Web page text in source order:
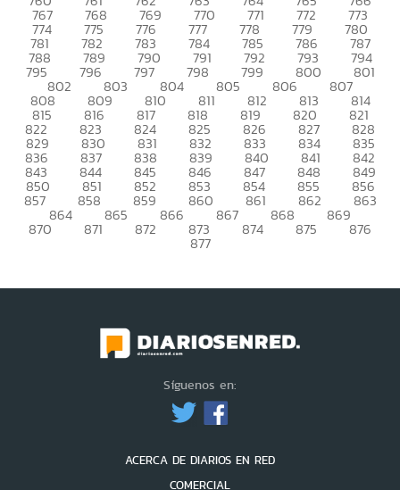
767 768 769 770 771 772 773
774 775 776 777 778 779 780
781 782 783 784 785 786 787
788 789 790 791 792 793 794
795 796 797 798 799 800 801
802 803 804 805 806 807
808 809 810 811 812 813 814
815 816 817 818 819 820 821
822 823 824 825 826 827 828
829 830 831 832 833 834 835
836 837 838 839 840 841 842
843 844 845 846 847 848 849
850 851 852 853 854 855 856
857 858 859 860 861 862 863
864 865 866 867 868 869
870 871 872 873 874 875 876
877
Síguenos en:
ACERCA DE DIARIOS EN RED
COMERCIAL